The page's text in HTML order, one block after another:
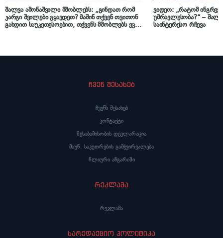
შალვა ამონაშვილი მშობლებს: „გინდათ რომ
კარგი შვილები გყავდეთ? მაშინ თქვენ თვითონ
გახდით საუკეთესოებით, თქვენს მშობლებს ეცით
ვიდეო: „რატომ
უმრავლესობა?“ –
საინტერესო რჩევა
ჩვენ შესახებ
ჩვენს შესახებ
კონტაქტი
შესაბამისობის დეკლარაცია
მაუწ. საკუთრების გამჭვირვალება
წლიური ანგარიში
რეკლამა
რეკლამა
სარედაქციო პოლიტიკა